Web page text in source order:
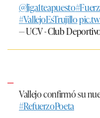
@liga1teapuesto
#VallejoEsTrujillo
— UCV - Club
Vallejo confirmó su
#RefuerzoPoeta